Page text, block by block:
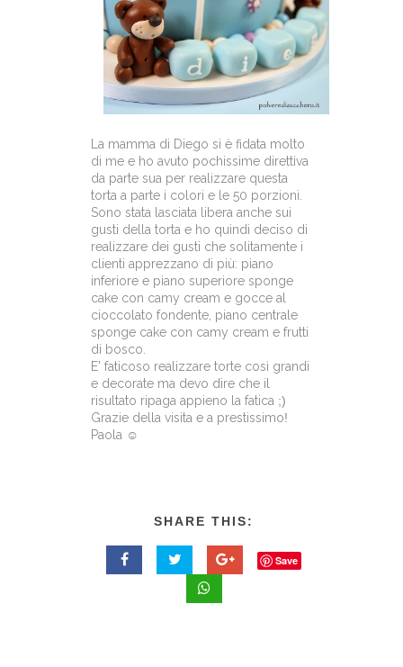
La mamma di Diego si è fidata molto
di me e ho avuto pochissime direttiva
da parte sua per realizzare questa
torta a parte i colori e le 50 porzioni.
Sono stata lasciata libera anche sui
gusti della torta e ho quindi deciso di
realizzare dei gusti che solitamente i
clienti apprezzano di più: piano
inferiore e piano superiore sponge
cake con camy cream e gocce al
cioccolato fondente, piano centrale
sponge cake con camy cream e frutti
di bosco.
E' faticoso realizzare torte così grandi
e decorate ma devo dire che il
risultato ripaga appieno la fatica ;)
Grazie della visita e a prestissimo!
Paola ☺
SHARE THIS:
Save